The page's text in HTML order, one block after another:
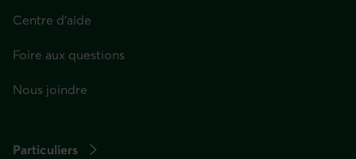
Centre d'aide
Foire aux questions
Nous joindre
Particuliers